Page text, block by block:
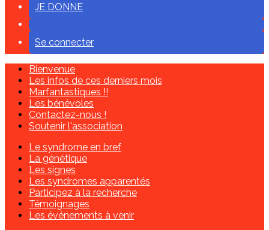
JE DONNE
Se connecter
Bienvenue
Les infos de ces derniers mois
Marfantastiques !!
Les bénévoles
Contactez-nous !
Soutenir l'association
Le syndrome en bref
La génétique
Les signes
Les syndromes apparentés
Participez à la recherche
Témoignages
Les événements à venir